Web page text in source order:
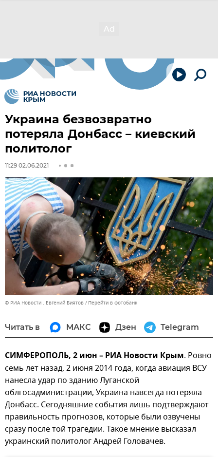
Украина безвозвратно
потеряла Донбасс – киевский
политолог
11:29 02.06.2021
© РИА Новости . Евгений Биятов Перейти в фотобанк
Читать в МАКС Дзен Telegram
СИМФЕРОПОЛЬ, 2 июн – РИА Новости Крым. Ровно
семь лет назад, 2 июня 2014 года, когда авиация ВСУ
нанесла удар по зданию Луганской
облгосадминистрации, Украина навсегда потеряла
Донбасс. Сегодняшние события лишь подтверждают
правильность прогнозов, которые были озвучены
сразу после той трагедии. Такое мнение высказал
украинский политолог Андрей Головачев.